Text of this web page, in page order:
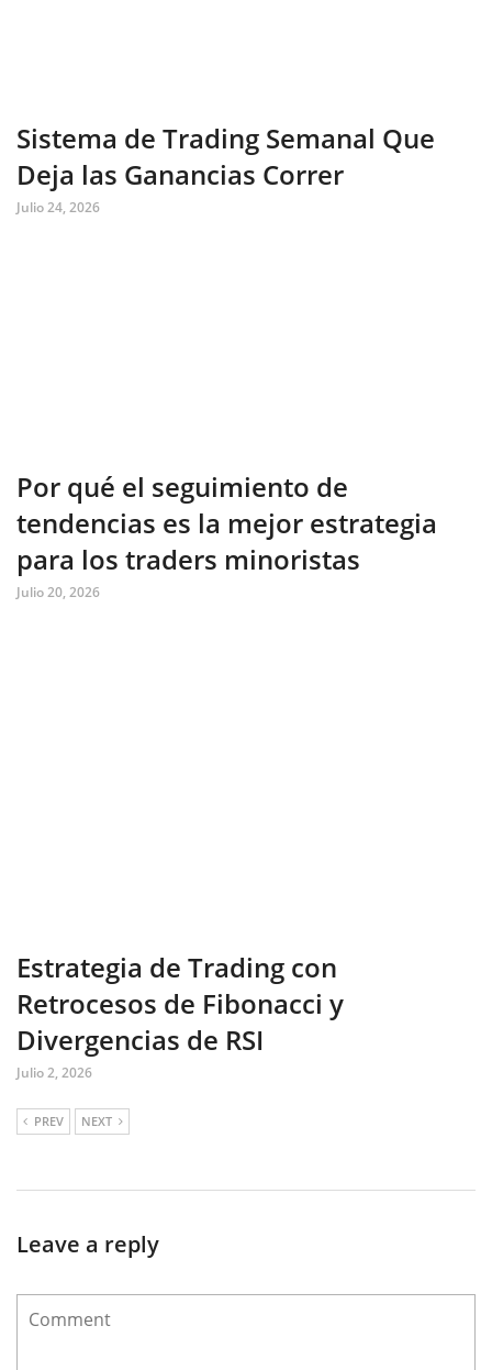
Sistema de Trading Semanal Que
Deja las Ganancias Correr
Julio 24, 2026
Por qué el seguimiento de
tendencias es la mejor estrategia
para los traders minoristas
Julio 20, 2026
Estrategia de Trading con
Retrocesos de Fibonacci y
Divergencias de RSI
Julio 2, 2026
PREV NEXT
Leave a reply